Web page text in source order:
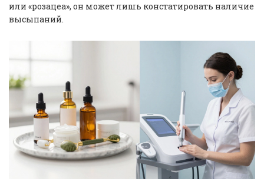
или «розацеа», он может лишь констатировать наличие
высыпаний.